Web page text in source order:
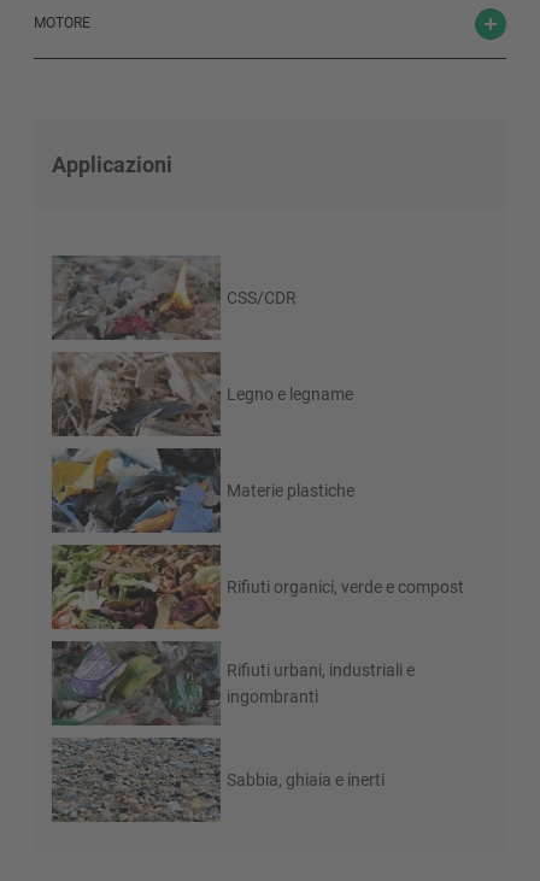
MOTORE
Applicazioni
CSS/CDR
Legno e legname
Materie plastiche
Rifiuti organici, verde e compost
Rifiuti urbani, industriali e
ingombranti
Sabbia, ghiaia e inerti